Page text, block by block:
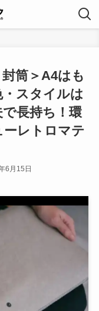
筒＞A4はも
スタイルは
長持ち！環
レトロマテ
6月15日